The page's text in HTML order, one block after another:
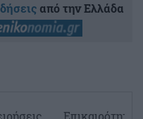
από την Ελλάδα
Επικαιρότητα